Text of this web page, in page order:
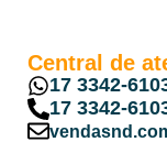
Central de
17 3342-
17 3342-